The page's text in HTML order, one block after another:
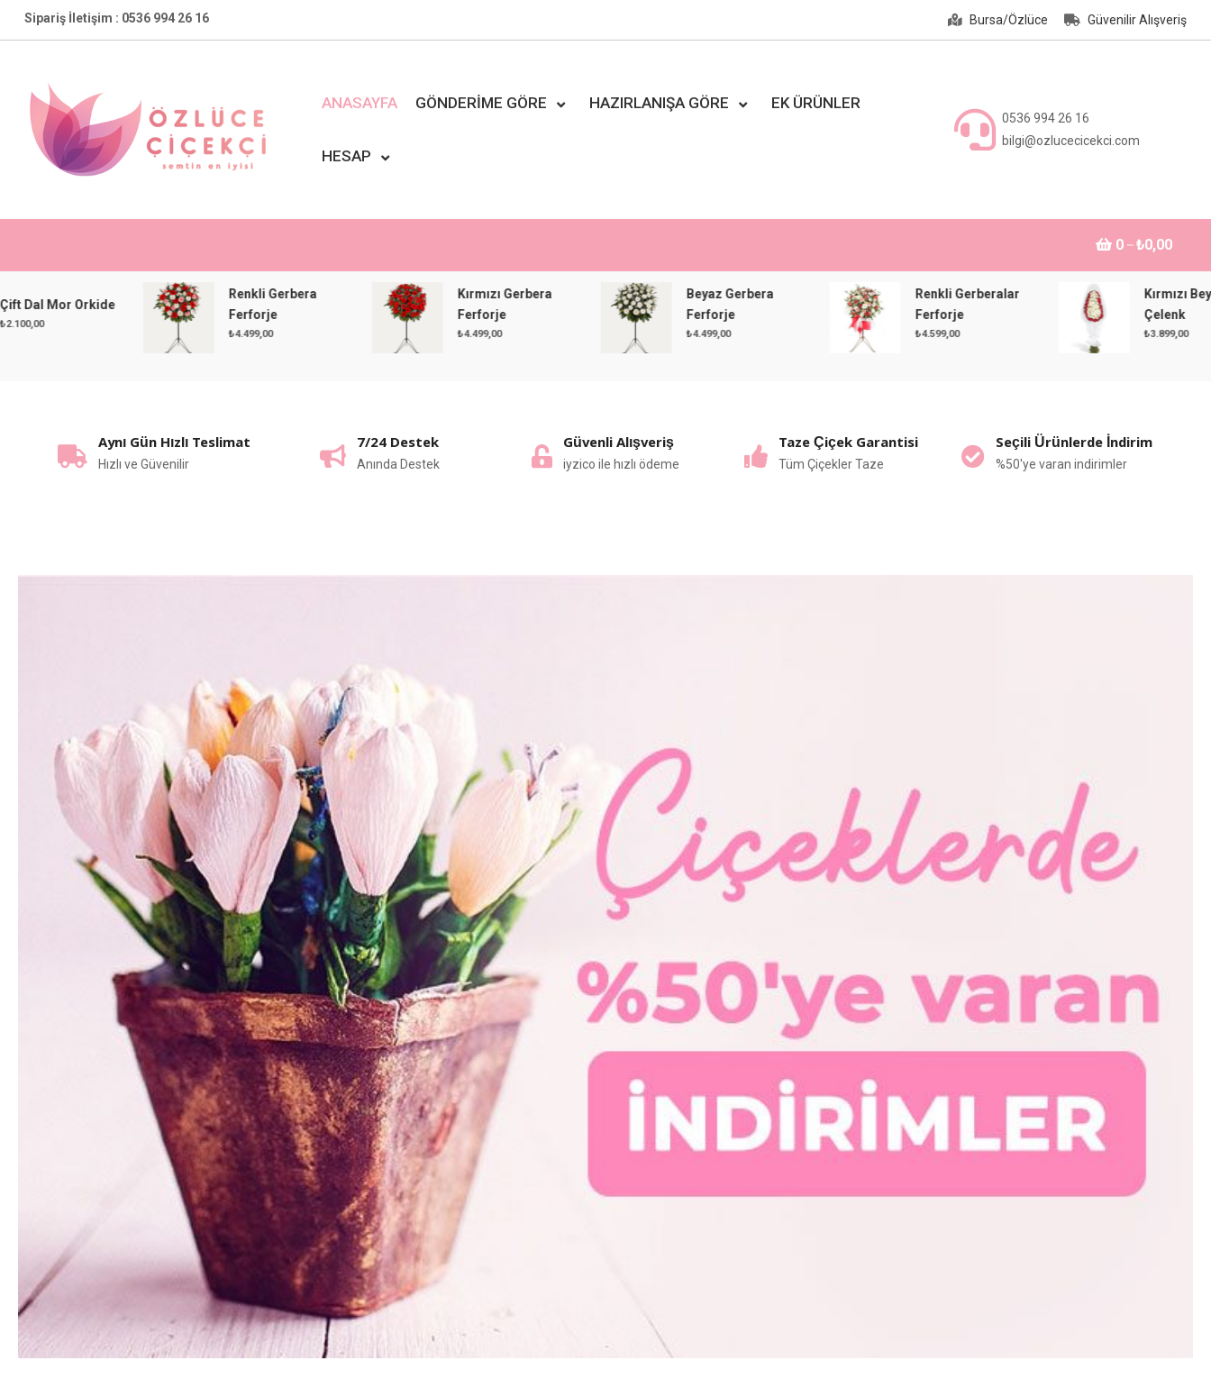
Skip
to
Sipariş İletişim : 0536 994 26 16 Bursa/Özlüce Güvenilir Alışveriş
ANASAYFA GÖNDERIME GÖRE HAZIRLANIŞA GÖRE EK ÜRÜNLER
HESAP
0536 994 26 16
bilgi@ozlucecicekci.com
0 ₺0,00
Mor Orkide
Renkli Gerbera
Ferforje
4.499,00
Kırmızı Gerbera
Ferforje
4.499,00
Beyaz Gerbera
Ferforje
4.499,00
Renkli Gerberalar
Ferforje
4.599,00
Kırmızı Beyaz
Çelenk
3.899,00
Aynı Gün Hızlı Teslimat
Hızlı ve Güvenilir
7/24 Destek
Anında Destek
Güvenli Alışveriş
iyzico ile hızlı ödeme
Taze Çiçek Garantisi
Tüm Çiçekler Taze
Seçili Ürünlerde İndirim
%50'ye varan indirimler